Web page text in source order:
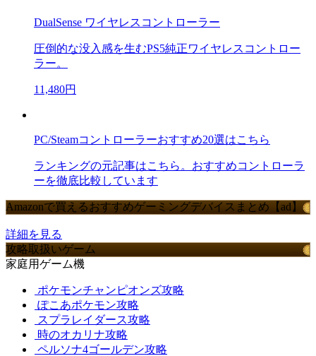
DualSense ワイヤレスコントローラー
圧倒的な没入感を生むPS5純正ワイヤレスコントロー
ラー。
11,480円
PC/Steamコントローラーおすすめ20選はこちら
ランキングの元記事はこちら。おすすめコントローラ
ーを徹底比較しています
Amazonで買えるおすすめゲーミングデバイスまとめ【ad】
詳細を見る
攻略取扱いゲーム
家庭用ゲーム機
ポケモンチャンピオンズ攻略
ぽこあポケモン攻略
スプラレイダース攻略
時のオカリナ攻略
ペルソナ4ゴールデン攻略